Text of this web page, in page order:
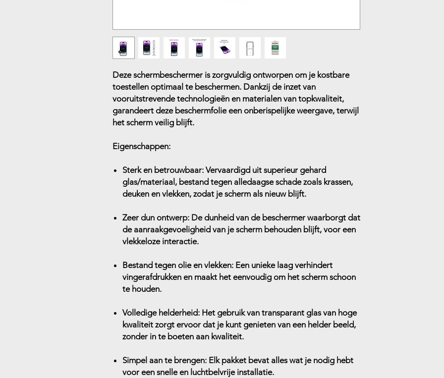
Deze schermbeschermer is zorgvuldig ontworpen om je kostbare
toestellen optimaal te beschermen. Dankzij de inzet van
vooruitstrevende technologieën en materialen van topkwaliteit,
garandeert deze beschermfolie een onberispelijke weergave, terwijl
het scherm veilig blijft.
Eigenschappen:
Sterk en betrouwbaar: Vervaardigd uit superieur gehard
glas/materiaal, bestand tegen alledaagse schade zoals krassen,
deuken en vlekken, zodat je scherm als nieuw blijft.
Zeer dun ontwerp: De dunheid van de beschermer waarborgt dat
de aanraakgevoeligheid van je scherm behouden blijft, voor een
vlekkeloze interactie.
Bestand tegen olie en vlekken: Een unieke laag verhindert
vingerafdrukken en maakt het eenvoudig om het scherm schoon
te houden.
Volledige helderheid: Het gebruik van transparant glas van hoge
kwaliteit zorgt ervoor dat je kunt genieten van een helder beeld,
zonder in te boeten aan kwaliteit.
Simpel aan te brengen: Elk pakket bevat alles wat je nodig hebt
voor een snelle en luchtbelvrije installatie.